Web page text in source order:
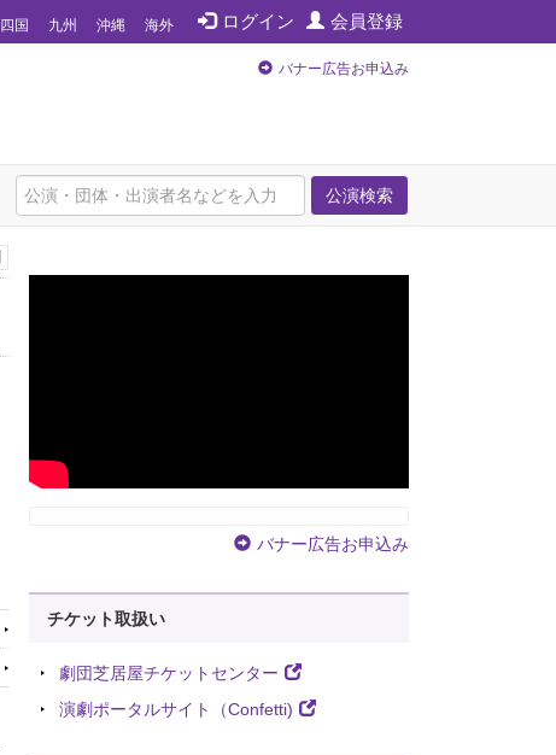
ログイン 会員登録
四国 九州 沖縄 海外
バナー広告お申込み
公演検索
バナー広告お申込み
チケット取扱い
劇団芝居屋チケットセンター
演劇ポータルサイト（Confetti)